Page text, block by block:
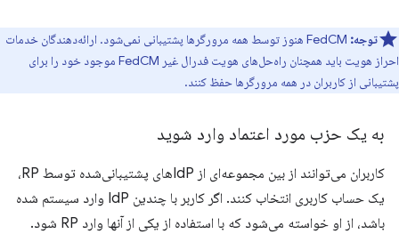
توجه:
FedCM هنوز توسط همه مرورگرها پشتیبانی نمی‌شود. ارائه‌دهندگان خدمات
احراز هویت باید همچنان راه‌حل‌های هویت فدرال غیر FedCM موجود خود را برای
پشتیبانی از کاربران در همه مرورگرها حفظ کنند.
به یک حزب مورد اعتماد وارد شوید
کاربران می‌توانند از بین مجموعه‌ای از IdPهای پشتیبانی‌شده توسط RP،
یک حساب کاربری انتخاب کنند. اگر کاربر با چندین IdP وارد سیستم شده
باشد، از او خواسته می‌شود که با استفاده از یکی از آنها وارد RP شود.